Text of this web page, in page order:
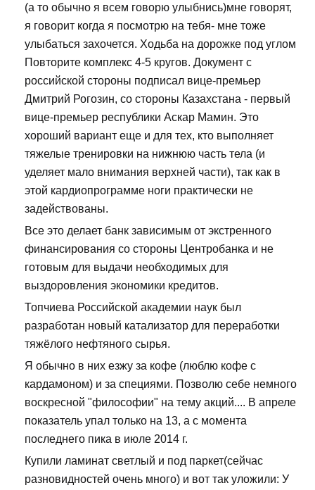
(а то обычно я всем говорю улыбнись)мне говорят,
я говорит когда я посмотрю на тебя- мне тоже
улыбаться захочется. Ходьба на дорожке под углом
Повторите комплекс 4-5 кругов. Документ с
российской стороны подписал вице-премьер
Дмитрий Рогозин, со стороны Казахстана - первый
вице-премьер республики Аскар Мамин. Это
хороший вариант еще и для тех, кто выполняет
тяжелые тренировки на нижнюю часть тела (и
уделяет мало внимания верхней части), так как в
этой кардиопрограмме ноги практически не
задействованы.
Все это делает банк зависимым от экстренного
финансирования со стороны Центробанка и не
готовым для выдачи необходимых для
выздоровления экономики кредитов.
Топчиева Российской академии наук был
разработан новый катализатор для переработки
тяжёлого нефтяного сырья.
Я обычно в них езжу за кофе (люблю кофе с
кардамоном) и за специями. Позволю себе немного
воскресной "философии" на тему акций.... В апреле
показатель упал только на 13, а с момента
последнего пика в июле 2014 г.
Купили ламинат светлый и под паркет(сейчас
разновидностей очень много) и вот так уложили: У